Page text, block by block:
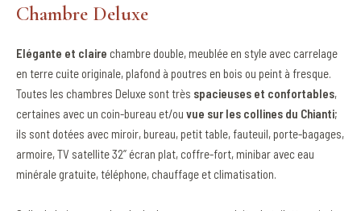
Chambre Deluxe
Elégante et claire chambre double, meublée en style avec carrelage
en terre cuite originale, plafond à poutres en bois ou peint à fresque.
Toutes les chambres Deluxe sont très spacieuses et confortables,
certaines avec un coin-bureau et/ou vue sur les collines du Chianti;
ils sont dotées avec miroir, bureau, petit table, fauteuil, porte-bagages,
armoire, TV satellite 32’’ écran plat, coffre-fort, minibar avec eau
minérale gratuite, téléphone, chauffage et climatisation.